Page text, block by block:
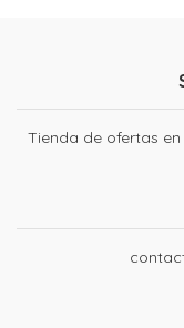
Tienda de ofertas